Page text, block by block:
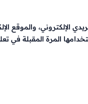
الإلكتروني، والموقع
المرة المقبلة في